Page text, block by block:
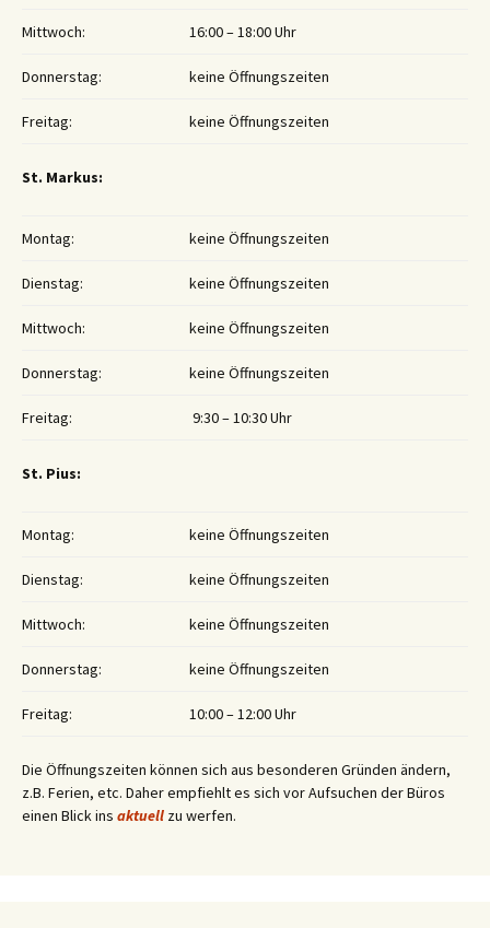
Mittwoch: 16:00 – 18:00 Uhr
Donnerstag: keine Öffnungszeiten
Freitag: keine Öffnungszeiten
St. Markus:
Montag: keine Öffnungszeiten
Dienstag: keine Öffnungszeiten
Mittwoch: keine Öffnungszeiten
Donnerstag: keine Öffnungszeiten
Freitag: 9:30 – 10:30 Uhr
St. Pius:
Montag: keine Öffnungszeiten
Dienstag: keine Öffnungszeiten
Mittwoch: keine Öffnungszeiten
Donnerstag: keine Öffnungszeiten
Freitag: 10:00 – 12:00 Uhr
Die Öffnungszeiten können sich aus besonderen Gründen ändern,
z.B. Ferien, etc. Daher empfiehlt es sich vor Aufsuchen der Büros
einen Blick ins aktuell zu werfen.